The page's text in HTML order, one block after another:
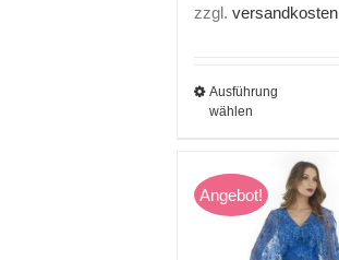
zzgl.versandkosten
Ausführung
wählen
Angebot!